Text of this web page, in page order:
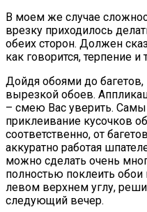
В моем же случае
врезку приходилось
обеих сторон. Должен
как говорится, терпение и
Дойдя обоями до
вырезкой обоев.
– смею Вас уверить.
приклеивание кусочков
соответственно, от
аккуратно работая
можно сделать очень
полностью поклеить обои
левом верхнем углу,
следующий вечер.